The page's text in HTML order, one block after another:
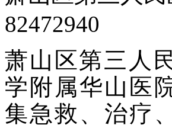
82472940
萧山区第三人
学附属华山医
集急救、治疗